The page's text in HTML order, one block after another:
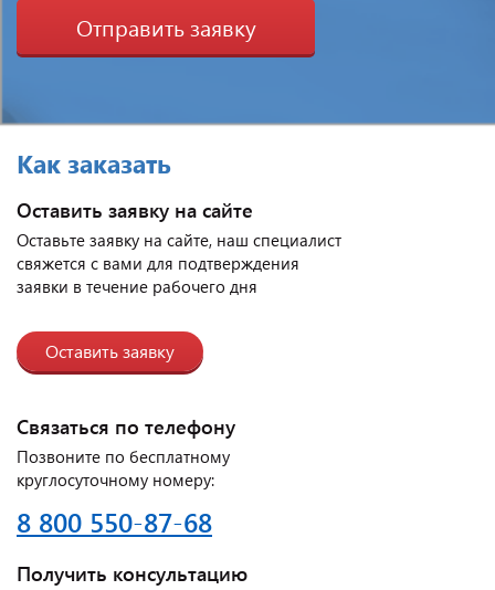
Отправить заявку
Как заказать
Оставить заявку на сайте
Оставьте заявку на сайте, наш специалист
свяжется с вами для подтверждения
заявки в течение рабочего дня
Оставить заявку
Связаться по телефону
Позвоните по бесплатному
круглосуточному номеру:
8 800 550-87-68
Получить консультацию